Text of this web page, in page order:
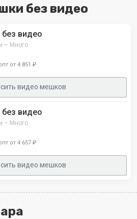
без видео
видео
– Много
от 4 851 ₽
видео мешков
видео
– Много
от 4 657 ₽
видео мешков